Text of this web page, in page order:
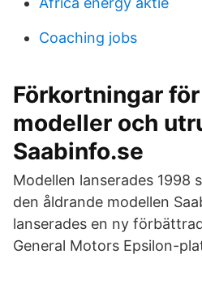
Coaching jobs
Förkortningar
modeller och
Saabinfo.se
Modellen lanserades 1998
den åldrande modellen
lanserades en ny
General Motors Epsilon-